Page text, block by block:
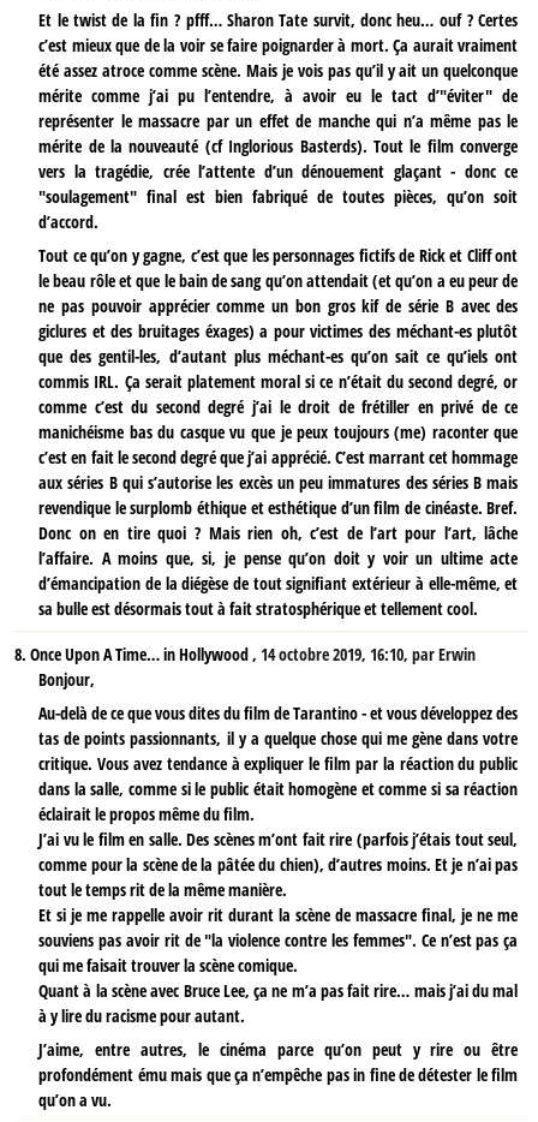
Et le twist de la fin ? pfff… Sharon Tate survit, donc heu… ouf ? Certes
c’est mieux que de la voir se faire poignarder à mort. Ça aurait vraiment
été assez atroce comme scène. Mais je vois pas qu’il y ait un quelconque
mérite comme j’ai pu l’entendre, à avoir eu le tact d’"éviter" de
représenter le massacre par un effet de manche qui n’a même pas le
mérite de la nouveauté (cf Inglorious Basterds). Tout le film converge
vers la tragédie, crée l’attente d’un dénouement glaçant - donc ce
"soulagement" final est bien fabriqué de toutes pièces, qu’on soit
d’accord.
Tout ce qu’on y gagne, c’est que les personnages fictifs de Rick et Cliff ont
le beau rôle et que le bain de sang qu’on attendait (et qu’on a eu peur de
ne pas pouvoir apprécier comme un bon gros kif de série B avec des
giclures et des bruitages éxages) a pour victimes des méchant-es plutôt
que des gentil-les, d’autant plus méchant-es qu’on sait ce qu’iels ont
commis IRL. Ça serait platement moral si ce n’était du second degré, or
comme c’est du second degré j’ai le droit de frétiller en privé de ce
manichéisme bas du casque vu que je peux toujours (me) raconter que
c’est en fait le second degré que j’ai apprécié. C’est marrant cet hommage
aux séries B qui s’autorise les excès un peu immatures des séries B mais
revendique le surplomb éthique et esthétique d’un film de cinéaste. Bref.
Donc on en tire quoi ? Mais rien oh, c’est de l’art pour l’art, lâche
l’affaire. A moins que, si, je pense qu’on doit y voir un ultime acte
d’émancipation de la diégèse de tout signifiant extérieur à elle-même, et
sa bulle est désormais tout à fait stratosphérique et tellement cool.
8. Once Upon A Time… in Hollywood ,14 octobre 2019, 16:10,parErwin
Bonjour,
Au-delà de ce que vous dites du film de Tarantino - et vous développez des
tas de points passionnants, il y a quelque chose qui me gène dans votre
critique. Vous avez tendance à expliquer le film par la réaction du public
dans la salle, comme si le public était homogène et comme si sa réaction
éclairait le propos même du film.
J’ai vu le film en salle. Des scènes m’ont fait rire (parfois j’étais tout seul,
comme pour la scène de la pâtée du chien), d’autres moins. Et je n’ai pas
tout le temps rit de la même manière.
Et si je me rappelle avoir rit durant la scène de massacre final, je ne me
souviens pas avoir rit de "la violence contre les femmes". Ce n’est pas ça
qui me faisait trouver la scène comique.
Quant à la scène avec Bruce Lee, ça ne m’a pas fait rire… mais j’ai du mal
à y lire du racisme pour autant.
J’aime, entre autres, le cinéma parce qu’on peut y rire ou être
profondément ému mais que ça n’empêche pas in fine de détester le film
qu’on a vu.